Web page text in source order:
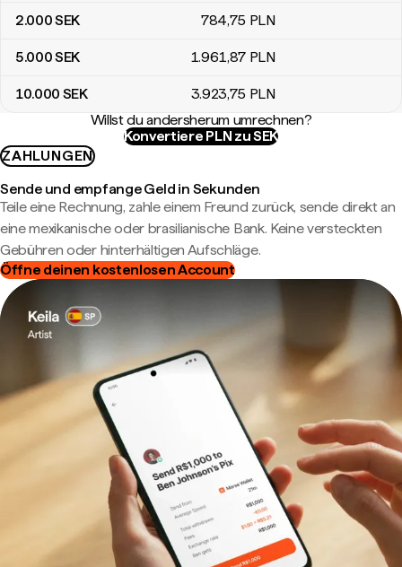
2.000SEK 784,75 PLN
5.000SEK 1.961,87 PLN
10.000 SEK 3.923,75 PLN
Willst du andersherum umrechnen?
Konvertiere PLN zu SEK
ZAHLUNGEN
Sende und empfange Geld in Sekunden
Teile eine Rechnung, zahle einem Freund zurück, sende direkt an
eine mexikanische oder brasilianische Bank. Keine versteckten
Gebühren oder hinterhältigen Aufschläge.
Öffne deinen kostenlosen Account